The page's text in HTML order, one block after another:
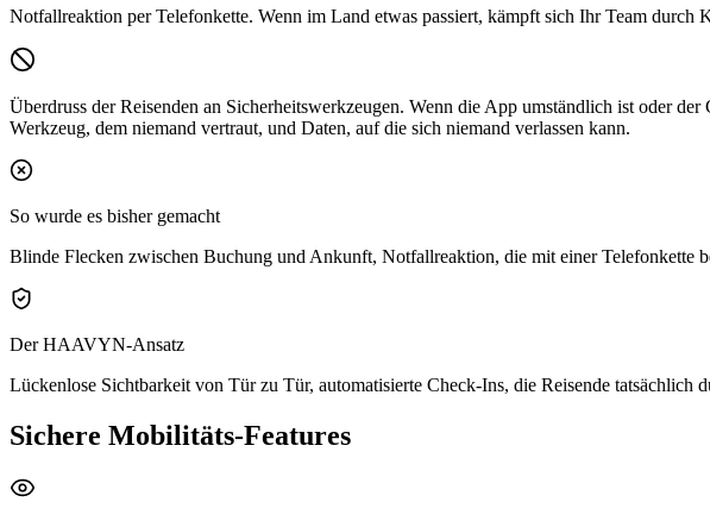
Notfallreaktion per Telefonkette. Wenn im Land etwas passiert, kämpft sich Ihr Team
Überdruss der Reisenden an Sicherheitswerkzeugen. Wenn die App umständlich ist oder
Werkzeug, dem niemand vertraut, und Daten, auf die sich niemand verlassen kann.
So wurde es bisher gemacht
Blinde Flecken zwischen Buchung und Ankunft, Notfallreaktion, die mit einer Telefonkette
Der HAAVYN-Ansatz
Lückenlose Sichtbarkeit von Tür zu Tür, automatisierte Check-Ins, die Reisende
Sichere Mobilitäts-Features